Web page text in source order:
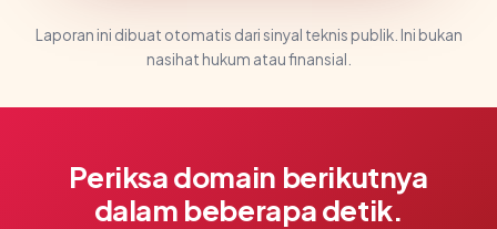
Laporan ini dibuat otomatis dari sinyal teknis publik. Ini bukan
nasihat hukum atau finansial.
Periksa domain berikutnya
dalam beberapa detik.